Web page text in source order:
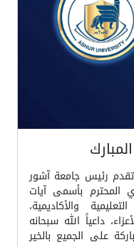
تقدم رئيس جامعة آشور
المحترم بأسمى آيات
والأكاديمية،
داعياً الله سبحانه
على الجميع بالخير